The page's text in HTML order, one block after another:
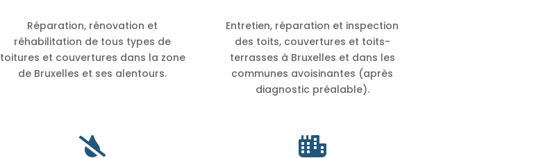
Réparation, rénovation et
réhabilitation de tous types de
toitures et couvertures dans la zone
de Bruxelles et ses alentours.
Entretien, réparation et inspection
des toits, couvertures et toits-
terrasses à Bruxelles et dans les
communes avoisinantes (après
diagnostic préalable).
 